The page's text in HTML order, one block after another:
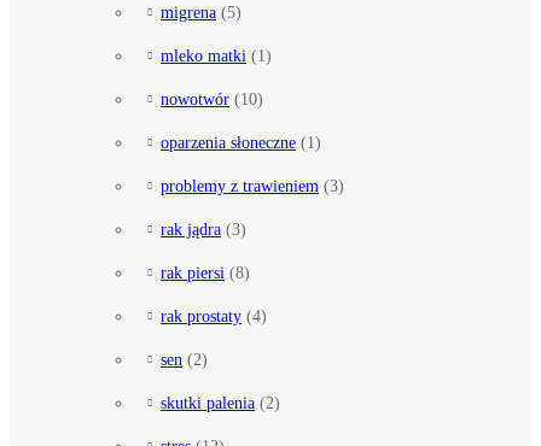
migrena (5)
mleko matki (1)
nowotwór (10)
oparzenia słoneczne (1)
problemy z trawieniem (3)
rak jądra (3)
rak piersi (8)
rak prostaty (4)
sen (2)
skutki palenia (2)